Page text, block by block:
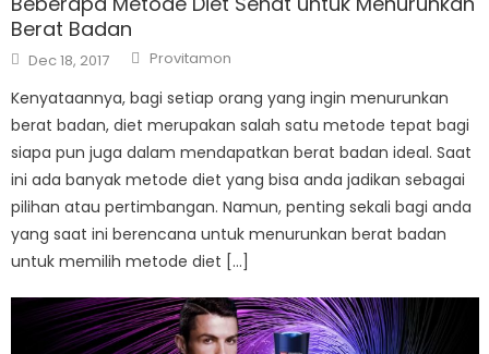
Berat Badan
Posted
on
Dec 18, 2017 Author
Provitamon
Kenyataannya, bagi setiap orang yang ingin menurunkan
berat badan, diet merupakan salah satu metode tepat bagi
siapa pun juga dalam mendapatkan berat badan ideal. Saat
ini ada banyak metode diet yang bisa anda jadikan sebagai
pilihan atau pertimbangan. Namun, penting sekali bagi anda
yang saat ini berencana untuk menurunkan berat badan
untuk memilih metode diet […]